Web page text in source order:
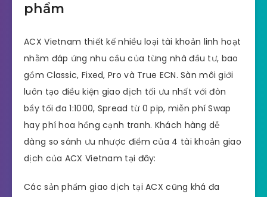
phẩm
ACX Vietnam thiết kế nhiều loại tài khoản linh hoạt
nhằm đáp ứng nhu cầu của từng nhà đầu tư, bao
gồm Classic, Fixed, Pro và True ECN. Sàn môi giới
luôn tạo điều kiện giao dịch tối ưu nhất với đòn
bẩy tối đa 1:1000, Spread từ 0 pip, miễn phí Swap
hay phí hoa hồng cạnh tranh. Khách hàng dễ
dàng so sánh ưu nhược điểm của 4 tài khoản giao
dịch của ACX Vietnam tại đây:
Các sản phẩm giao dịch tại ACX cũng khá đa